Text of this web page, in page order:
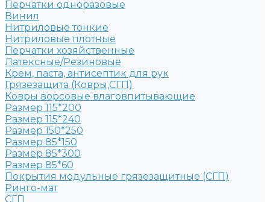
Перчатки одноразовые
Винил
Нитриловые тонкие
Нитриловые плотные
Перчатки хозяйственные
Латексные/Резиновые
Крем, паста, антисептик для рук
Грязезащита (Ковры,СГП)
Ковры ворсовые влаговпитывающие
Размер 115*200
Размер 115*240
Размер 150*250
Размер 85*150
Размер 85*300
Размер 85*60
Покрытия модульные грязезащитные (СГП)
Ринго-мат
СГП